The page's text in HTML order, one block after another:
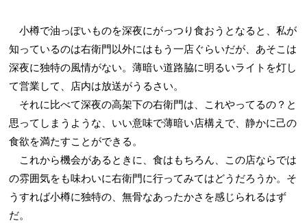
小樽で油っぽいものを深夜にがっつり食おうとなると、私が
知っているのは右衛門以外にはもう一店ぐらいだが、あそこは
深夜に独特の風情がない。薄暗い道路脇に明るいライトを灯し
て営業して、店内は放送がうるさい。
それに比べて深夜の高架下の右衛門は、これやってるの？と
思ってしまうような、いい意味で薄暗い店構えで、静かに己の
食欲を満たすことができる。
これから機会があるときに、食はもちろん、この店ならでは
の雰囲気をも味わいに右衛門に行ってみてはどうだろうか。そ
うすれば小樽に独特の、無骨なあったかさを感じられるはず
だ。